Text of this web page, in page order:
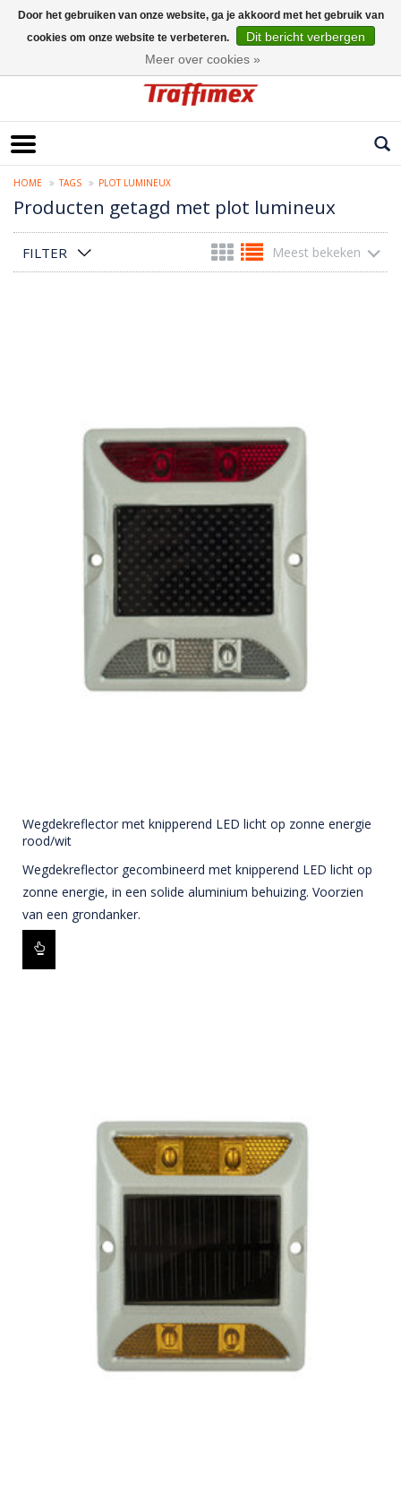
HOME TAGS PLOT LUMINEUX
Producten getagd met plot lumineux
FILTER Meest bekeken
Wegdekreflector met knipperend LED licht op zonne energie
rood/wit
Wegdekreflector gecombineerd met knipperend LED licht op
zonne energie, in een solide aluminium behuizing. Voorzien
van een grondanker.
Door het gebruiken van onze website, ga je akkoord met het gebruik van
cookies om onze website te verbeteren.
Dit bericht verbergen
Meer over cookies »